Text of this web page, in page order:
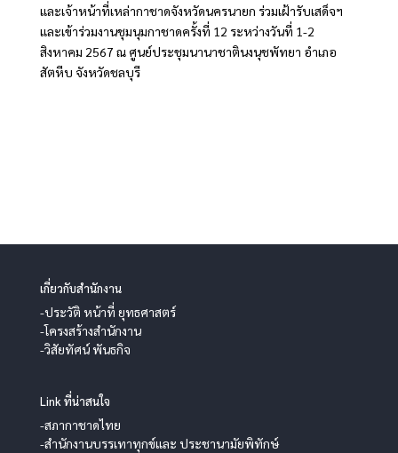
และเจ้าหน้าที่เหล่ากาชาดจังหวัดนครนายก ร่วมเฝ้ารับเสด็จฯ
และเข้าร่วมงานชุมนุมกาชาดครั้งที่ 12 ระหว่างวันที่ 1-2
สิงหาคม 2567 ณ ศูนย์ประชุมนานาชาตินงนุชพัทยา อำเภอ
สัตหีบ จังหวัดชลบุรี
เกี่ยวกับสำนักงาน
-ประวัติ หน้าที่ ยุทธศาสตร์
-โครงสร้างสำนักงาน
-วิสัยทัศน์ พันธกิจ
Link ที่น่าสนใจ
-สภากาชาดไทย
-สำนักงานบรรเทาทุกข์และ ประชานามัยพิทักษ์